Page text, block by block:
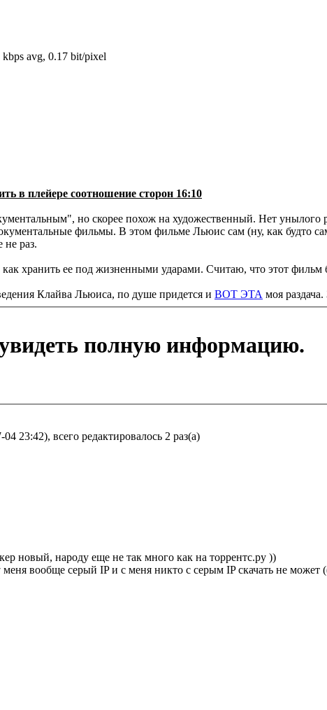
avg, 0.17 bit/pixel
в плейере соотношение сторон 16:10
но скорее похож на художественный. Нет
фильмы. В этом фильме Льюис сам (ну, как будто
раз.
хранить ее под жизненными ударами. Считаю, что этот фильм
Клайва Льюиса, по душе придется и ВОТ ЭТА моя
полную информацию.
23:42), всего редактировалось 2 раз(а)
новый, народу еще не так много как на торрентс.ру ))
вообще серый IP и с меня никто с серым IP скачать не может